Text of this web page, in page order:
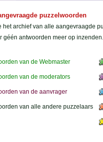
puzzelwoorden
het archief van alle aangevraagde
géén antwoorden meer op
van de Webmaster
van de moderators
van de aanvrager
van alle andere puzzelaars